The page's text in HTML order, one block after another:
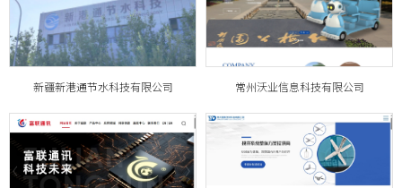
新疆新港通节水科技有限公司 常州沃业信息科技有限公司